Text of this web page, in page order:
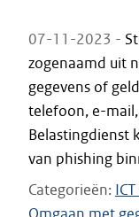
07-11-2023 -
zogenaamd uit
gegevens of
telefoon, e-
Belastingdienst
van phishing
Categorieën